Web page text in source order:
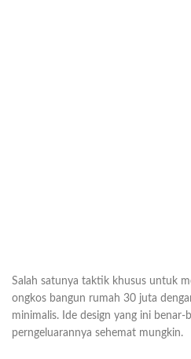
Salah satunya taktik khusus untuk
ongkos bangun rumah 30 juta
minimalis. Ide design yang ini
perngeluarannya sehemat mungkin.